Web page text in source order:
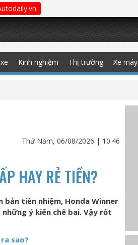
Kinh nghiệm Thị trường Xe máy
Thứ Năm, 06/08/2026 | 10:46
HAY RẺ TIỀN?
tiền nhiệm, Honda Winner
ý kiến chê bai. Vậy rốt
sao?